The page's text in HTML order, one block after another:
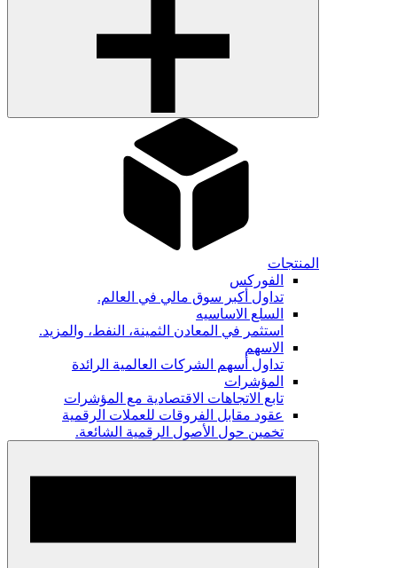
المنتجات
الفوركس
تداول أكبر سوق مالي في العالم.
السلع الاساسيه
استثمر في المعادن الثمينة، النفط، والمزيد.
الاسهم
تداول أسهم الشركات العالمية الرائدة
المؤشرات
تابع الاتجاهات الاقتصادية مع المؤشرات
عقود مقابل الفروقات للعملات الرقمية
تخمين حول الأصول الرقمية الشائعة.